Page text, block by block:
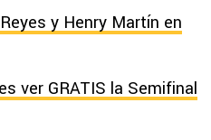
y Henry Martín en
ver GRATIS la Semifinal